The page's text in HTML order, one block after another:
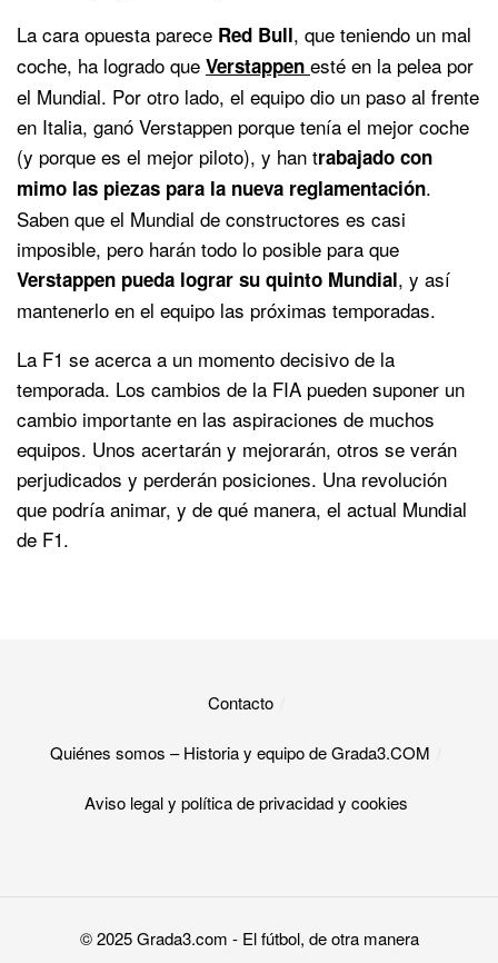
La cara opuesta parece Red Bull, que teniendo un mal
coche, ha logrado que Verstappen esté en la pelea por
el Mundial. Por otro lado, el equipo dio un paso al frente
en Italia, ganó Verstappen porque tenía el mejor coche
(y porque es el mejor piloto), y han trabajado con
mimo las piezas para la nueva reglamentación.
Saben que el Mundial de constructores es casi
imposible, pero harán todo lo posible para que
Verstappen pueda lograr su quinto Mundial, y así
mantenerlo en el equipo las próximas temporadas.
La F1 se acerca a un momento decisivo de la
temporada. Los cambios de la FIA pueden suponer un
cambio importante en las aspiraciones de muchos
equipos. Unos acertarán y mejorarán, otros se verán
perjudicados y perderán posiciones. Una revolución
que podría animar, y de qué manera, el actual Mundial
de F1.
Contacto
Quiénes somos – Historia y equipo de Grada3.COM
Aviso legal y política de privacidad y cookies​
© 2025Grada3.com - El fútbol, de otra manera